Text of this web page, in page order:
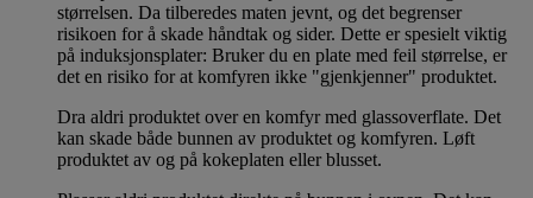
størrelsen. Da tilberedes maten jevnt, og det begrenser
risikoen for å skade håndtak og sider. Dette er spesielt viktig
på induksjonsplater: Bruker du en plate med feil størrelse, er
det en risiko for at komfyren ikke "gjenkjenner" produktet.
Dra aldri produktet over en komfyr med glassoverflate. Det
kan skade både bunnen av produktet og komfyren. Løft
produktet av og på kokeplaten eller blusset.